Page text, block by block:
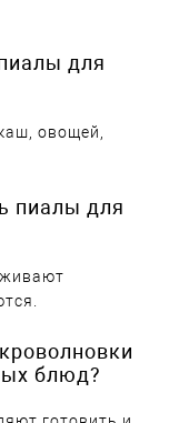
для
овощей,
пиалы для
блюд?